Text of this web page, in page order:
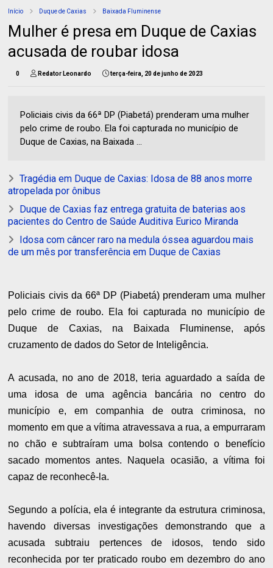
Início Duque de Caxias Baixada Fluminense
Mulher é presa em Duque de Caxias
acusada de roubar idosa
0 Redator Leonardo terça-feira, 20 de junho de 2023
Policiais civis da 66ª DP (Piabetá) prenderam uma mulher
pelo crime de roubo. Ela foi capturada no município de
Duque de Caxias, na Baixada ...
Tragédia em Duque de Caxias: Idosa de 88 anos morre
atropelada por ônibus
Duque de Caxias faz entrega gratuita de baterias aos
pacientes do Centro de Saúde Auditiva Eurico Miranda
Idosa com câncer raro na medula óssea aguardou mais
de um mês por transferência em Duque de Caxias
Policiais civis da 66ª DP (Piabetá) prenderam uma mulher
pelo crime de roubo. Ela foi capturada no município de
Duque de Caxias, na Baixada Fluminense, após
cruzamento de dados do Setor de Inteligência.
A acusada, no ano de 2018, teria aguardado a saída de
uma idosa de uma agência bancária no centro do
município e, em companhia de outra criminosa, no
momento em que a vítima atravessava a rua, a empurraram
no chão e subtraíram uma bolsa contendo o benefício
sacado momentos antes. Naquela ocasião, a vítima foi
capaz de reconhecê-la.
Segundo a polícia, ela é integrante da estrutura criminosa,
havendo diversas investigações demonstrando que a
acusada subtraiu pertences de idosos, tendo sido
reconhecida por ter praticado roubo em dezembro do ano